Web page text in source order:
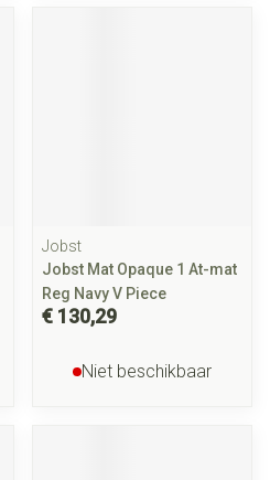
Jobst
Jobst Mat Opaque 1 At-mat
Reg Navy V Piece
€ 130,29
Niet beschikbaar